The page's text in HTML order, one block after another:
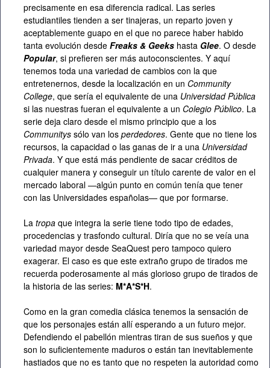
precisamente en esa diferencia radical. Las series
estudiantiles tienden a ser tinajeras, un reparto joven y
aceptablemente guapo en el que no parece haber habido
tanta evolución desde Freaks & Geeks hasta Glee. O desde
Popular, si prefieren ser más autoconscientes. Y aquí
tenemos toda una variedad de cambios con la que
entretenernos, desde la localización en un Community
College, que sería el equivalente de una Universidad Pública
si las nuestras fueran el equivalente a un Colegio Público. La
serie deja claro desde el mismo principio que a los
Communitys sólo van los perdedores. Gente que no tiene los
recursos, la capacidad o las ganas de ir a una Universidad
Privada. Y que está más pendiente de sacar créditos de
cualquier manera y conseguir un título carente de valor en el
mercado laboral —algún punto en común tenía que tener
con las Universidades españolas— que por formarse.
La tropa que integra la serie tiene todo tipo de edades,
procedencias y trasfondo cultural. Diría que no se veía una
variedad mayor desde SeaQuest pero tampoco quiero
exagerar. El caso es que este extraño grupo de tirados me
recuerda poderosamente al más glorioso grupo de tirados de
la historia de las series: M*A*S*H.
Como en la gran comedia clásica tenemos la sensación de
que los personajes están allí esperando a un futuro mejor.
Defendiendo el pabellón mientras tiran de sus sueños y que
son lo suficientemente maduros o están tan inevitablemente
hastiados que no es tanto que no respeten la autoridad como